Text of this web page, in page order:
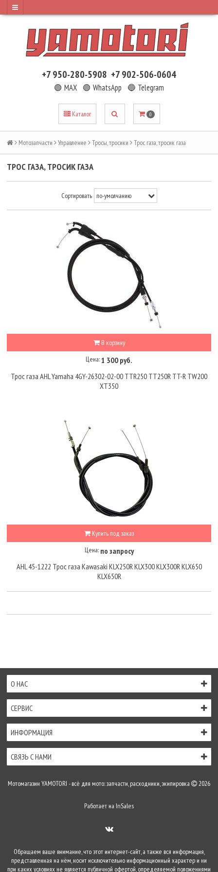
+7 950-280-5908 +7 902-506-0604
🟢 MAX 🟢 WhatsApp 🔵 Telegram
Каталог 0
Мотозапчасти Управление Тросы, тросики Трос газа, тросик газа
ТРОС ГАЗА, ТРОСИК ГАЗА
Сортировать
В корзину
Цена:1 300 руб.
Трос газа AHL Yamaha 4GY-26302-02-00 TTR250 TT250R TT-R TW200
XT350
Купить под заказ
Цена: по запросу
AHL 45-1222 Трос газа Kawasaki KLX250R KLX300 KLX300R KLX650
KLX650R
О НАС
СЕРВИС
ИНФОРМАЦИЯ
СВЯЗЬ С НАМИ
Мотомагазин YAMOTORI - всё для мото: запчасти, расходники, экипировка 2026
Работает на InSales
Обращаем ваше внимание, что этот интернет-сайт, а также вся информация,
представленная на нём, носит исключительно информационный характер и ни
при каких условиях не является публичной офертой, определяемой положениями